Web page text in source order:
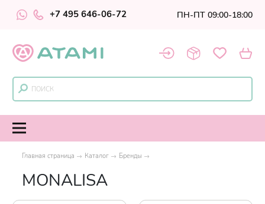
+7 495 646-06-72 ПН-ПТ 09:00-18:00
Главная страница Каталог Бренды
MONALISA